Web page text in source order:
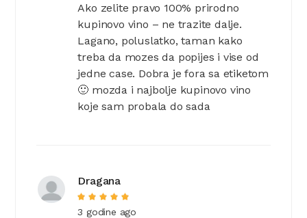
Ako zelite pravo 100% prirodno
kupinovo vino – ne trazite dalje.
Lagano, poluslatko, taman kako
treba da mozes da popijes i vise od
jedne case. Dobra je fora sa etiketom
🙂 mozda i najbolje kupinovo vino
koje sam probala do sada
Dragana
3 godine ago